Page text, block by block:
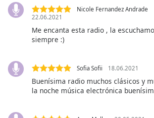
dialog
Nicole Fernandez Andrade
22.06.2021
Me encanta esta radio , la
siempre :)
Sofia Sofii 18.06.2021
Buenísima radio muchos clásicos y
la noche música electrónica